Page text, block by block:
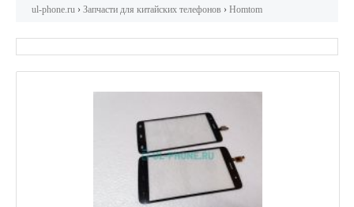
ul-phone.ru › Запчасти для китайских телефонов › Homtom